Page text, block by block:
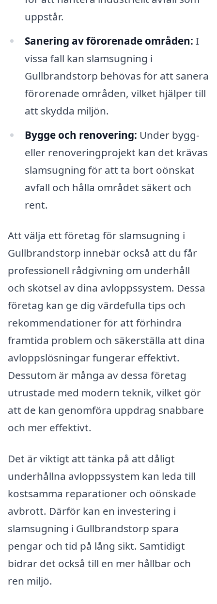
uppstår.
Sanering av förorenade områden: I
vissa fall kan slamsugning i
Gullbrandstorp behövas för att sanera
förorenade områden, vilket hjälper till
att skydda miljön.
Bygge och renovering: Under bygg-
eller renoveringprojekt kan det krävas
slamsugning för att ta bort oönskat
avfall och hålla området säkert och
rent.
Att välja ett företag för slamsugning i
Gullbrandstorp innebär också att du får
professionell rådgivning om underhåll
och skötsel av dina avloppssystem. Dessa
företag kan ge dig värdefulla tips och
rekommendationer för att förhindra
framtida problem och säkerställa att dina
avloppslösningar fungerar effektivt.
Dessutom är många av dessa företag
utrustade med modern teknik, vilket gör
att de kan genomföra uppdrag snabbare
och mer effektivt.
Det är viktigt att tänka på att dåligt
underhållna avloppssystem kan leda till
kostsamma reparationer och oönskade
avbrott. Därför kan en investering i
slamsugning i Gullbrandstorp spara
pengar och tid på lång sikt. Samtidigt
bidrar det också till en mer hållbar och
ren miljö.